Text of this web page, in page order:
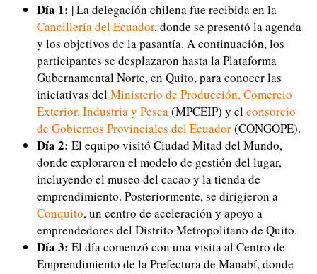
Día 1: | La delegación chilena fue recibida en la
Cancillería del Ecuador, donde se presentó la agenda
y los objetivos de la pasantía. A continuación, los
participantes se desplazaron hasta la Plataforma
Gubernamental Norte, en Quito, para conocer las
iniciativas delMinisterio de Producción, Comercio
Exterior, Industria y Pesca(MPCEIP) y elconsorcio
de Gobiernos Provinciales del Ecuador(CONGOPE).
Día 2: El equipo visitó Ciudad Mitad del Mundo,
donde exploraron el modelo de gestión del lugar,
incluyendo el museo del cacao y la tienda de
emprendimiento. Posteriormente, se dirigieron a
Conquito, un centro de aceleración y apoyo a
emprendedores del Distrito Metropolitano de Quito.
Día 3: El día comenzó con una visita al Centro de
Emprendimiento de la Prefectura de Manabí, donde